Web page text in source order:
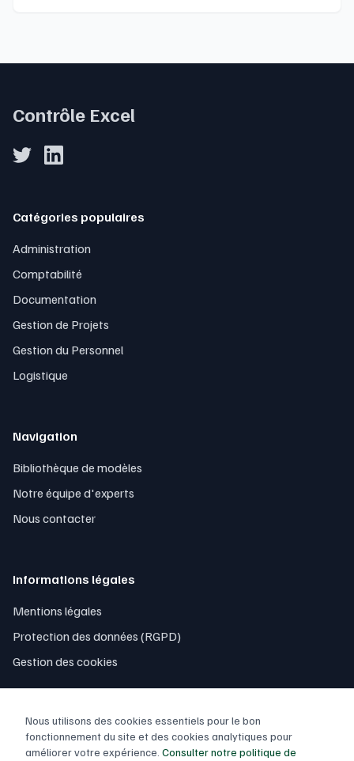
Contrôle Excel
Catégories populaires
Administration
Comptabilité
Documentation
Gestion de Projets
Gestion du Personnel
Logistique
Navigation
Bibliothèque de modèles
Notre équipe d'experts
Nous contacter
Informations légales
Mentions légales
Protection des données (RGPD)
Gestion des cookies
© 2026 Contrôle Excel. Tous droits réservés.
Nous utilisons des cookies essentiels pour le bon
fonctionnement du site et des cookies analytiques pour
améliorer votre expérience. Consulter notre politique de